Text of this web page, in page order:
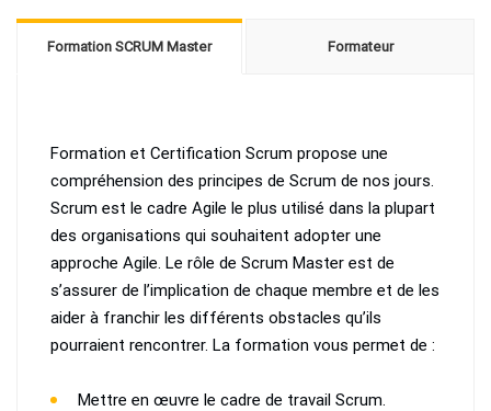
Formation SCRUM Master Formateur
Formation et Certification Scrum propose une
compréhension des principes de Scrum de nos jours.
Scrum est le cadre Agile le plus utilisé dans la plupart
des organisations qui souhaitent adopter une
approche Agile. Le rôle de Scrum Master est de
s’assurer de l’implication de chaque membre et de les
aider à franchir les différents obstacles qu’ils
pourraient rencontrer. La formation vous permet de :
Mettre en œuvre le cadre de travail Scrum.